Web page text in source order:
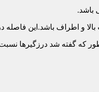
که گفته شد درزگیرها